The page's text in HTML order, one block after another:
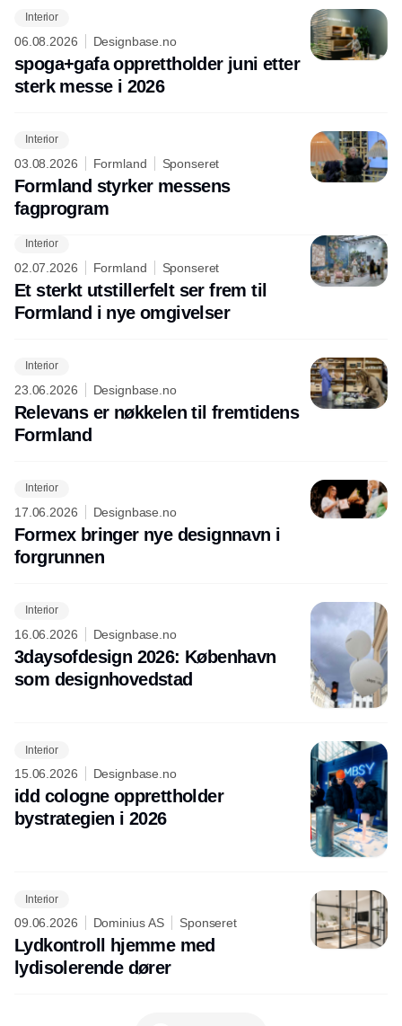
Interior
06.08.2026 Designbase.no
spoga+gafa opprettholder juni etter
sterk messe i 2026
Interior
03.08.2026 Formland Sponseret
Formland styrker messens
fagprogram
Interior
02.07.2026 Formland Sponseret
Et sterkt utstillerfelt ser frem til
Formland i nye omgivelser
Interior
23.06.2026 Designbase.no
Relevans er nøkkelen til fremtidens
Formland
Interior
17.06.2026 Designbase.no
Formex bringer nye designnavn i
forgrunnen
Interior
16.06.2026 Designbase.no
3daysofdesign 2026: København
som designhovedstad
Interior
15.06.2026 Designbase.no
idd cologne opprettholder
bystrategien i 2026
Interior
09.06.2026 Dominius AS Sponseret
Lydkontroll hjemme med
lydisolerende dører